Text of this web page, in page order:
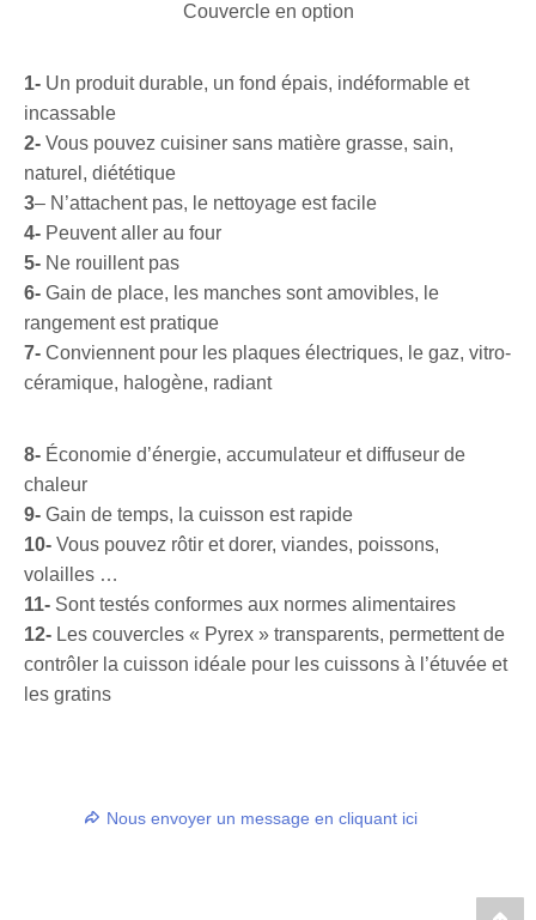
Couvercle en option
1- Un produit durable, un fond épais, indéformable et
incassable
2- Vous pouvez cuisiner sans matière grasse, sain,
naturel, diététique
3– N’attachent pas, le nettoyage est facile
4- Peuvent aller au four
5- Ne rouillent pas
6- Gain de place, les manches sont amovibles, le
rangement est pratique
7- Conviennent pour les plaques électriques, le gaz, vitro-
céramique, halogène, radiant
8- Économie d’énergie, accumulateur et diffuseur de
chaleur
9- Gain de temps, la cuisson est rapide
10- Vous pouvez rôtir et dorer, viandes, poissons,
volailles …
11- Sont testés conformes aux normes alimentaires
12- Les couvercles « Pyrex » transparents, permettent de
contrôler la cuisson idéale pour les cuissons à l’étuvée et
les gratins
Nous envoyer un message en cliquant ici